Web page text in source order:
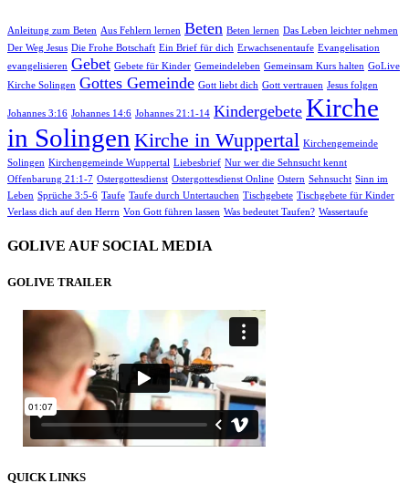
Anleitung zum Beten Aus Fehlern lernen Beten Beten lernen Das Leben leichter nehmen
Der Weg Jesus Die Frohe Botschaft Ein Brief für dich Erwachsenentaufe Evangelisation
evangelisieren Gebet Gebete für Kinder Gemeindeleben Gemeinsam Kurs halten GoLive
Kirche Solingen Gottes Gemeinde Gott liebt dich Gott vertrauen Jesus folgen
Johannes 3:16 Johannes 14:6 Johannes 21:1-14 Kindergebete Kirche
in Solingen Kirche in Wuppertal Kirchengemeinde
Solingen Kirchengemeinde Wuppertal Liebesbrief Nur wer die Sehnsucht kennt
Offenbarung 21:1-7 Ostergottesdienst Ostergottesdienst Online Ostern Sehnsucht Sinn im
Leben Sprüche 3:5-6 Taufe Taufe durch Untertauchen Tischgebete Tischgebete für Kinder
Verlass dich auf den Herrn Von Gott führen lassen Was bedeutet Taufen? Wassertaufe
GOLIVE AUF SOCIAL MEDIA
GOLIVE TRAILER
QUICK LINKS